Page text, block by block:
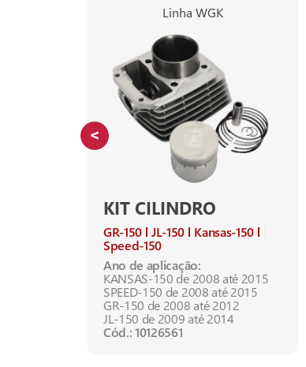
Linha WGK
KIT CILINDRO
GR-150 JL-150
Kansas-150
Speed-150
Ano de aplicação:
KANSAS-150 de 2008 até 2015
SPEED-150 de 2008 até 2015
GR-150 de 2008 até 2012
JL-150 de 2009 até 2014
Cód.: 10126561